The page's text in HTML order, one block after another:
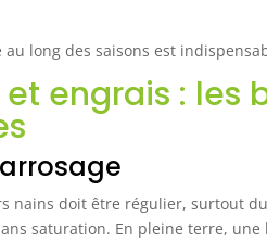
au long des saisons est
engrais : les
nains doit être régulier, surtout
saturation. En pleine terre,